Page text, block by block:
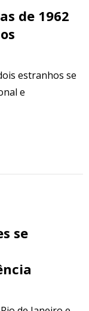
de 1962
estranhos se
e
se